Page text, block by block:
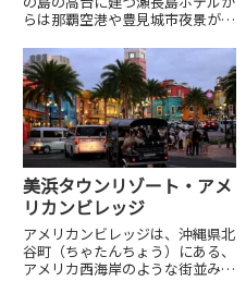
らは那覇空港や豊見城市夜景が見
美浜タウンリゾート・アメ
リカンビレッジ
アメリカンビレッジは、沖縄県北
谷町（ちゃたんちょう）にある、
アメリカ西海岸のような街並みを